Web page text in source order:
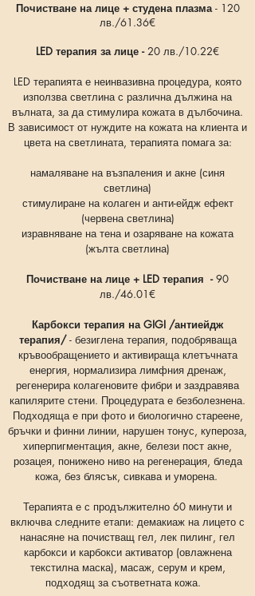
Почистване на лице + студена плазма- 120
лв./61.36€
LED терапия за лице -20 лв./10.22€
LED терапията е неинвазивна процедура, която
използва светлина с различна дължина на
вълната, за да стимулира кожата в дълбочина.
В зависимост от нуждите на кожата на клиента и
цвета на светлината, терапията помага за:
намаляване на възпаления и акне (синя
светлина)
стимулиране на колаген и анти-ейдж ефект
(червена светлина)
изравняване на тена и озаряване на кожата
(жълта светлина)
Почистване на лице + LED терапия -90
лв./46.01€
Карбокси терапия на GIGI /антиейдж
терапия/- безиглена терапия, подобряваща
кръвообращението и активираща клетъчната
енергия, нормализира лимфния дренаж,
регенерира колагеновите фибри и заздравява
капилярите стени. Процедурата е безболезнена.
Подходяща е при фото и биологично стареене,
бръчки и финни линии, нарушен тонус, купероза,
хиперпигментация, акне, белези пост акне,
розацея, понижено ниво на регенерация, бледа
кожа, без блясък, сивкава и уморена.
Терапията е с продължително 60 минути и
включва следните етапи: демакиаж на лицето с
нанасяне на почистващ гел, лек пилинг, гел
карбокси и карбокси активатор (овлажнена
текстилна маска), масаж, серум и крем,
подходящ за съответната кожа.